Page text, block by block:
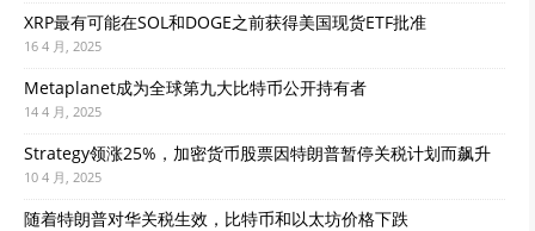
XRP最有可能在SOL和DOGE之前获得美国现货ETF批准
16 4 月, 2025
Metaplanet成为全球第九大比特币公开持有者
14 4 月, 2025
Strategy领涨25%，加密货币股票因特朗普暂停关税计划而飙升
10 4 月, 2025
随着特朗普对华关税生效，比特币和以太坊价格下跌